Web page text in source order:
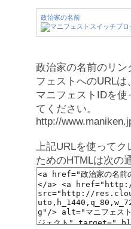
政治家の名前
政治家の名前のリ
フェストへのURLは、
マニフェストIDを
てください。
http://
上記URLを使ってク
ためのHTMLは次の